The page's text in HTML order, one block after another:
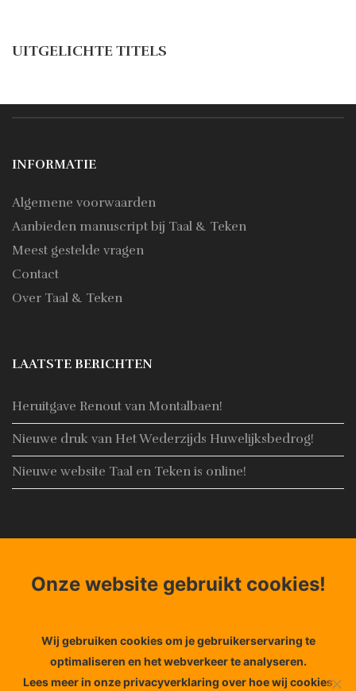
UITGELICHTE TITELS
INFORMATIE
Algemene voorwaarden
Aanbieden manuscript bij Taal & Teken
Meest gestelde vragen
Contact
Over Taal & Teken
LAATSTE BERICHTEN
Heruitgave Renout van Montalbaen!
Nieuwe druk van Het Wederzijds Huwelijksbedrog!
Nieuwe website Taal en Teken is online!
CONTACT
Adres:Noorderhaven 4, 8861 AN Harlingen
Onze website gebruikt cookies!
Wij gebruiken cookies om je gebruikerservaring te
optimaliseren en het webverkeer te analyseren.
Lees meer in onze privacyverklaring over hoe wij cookies